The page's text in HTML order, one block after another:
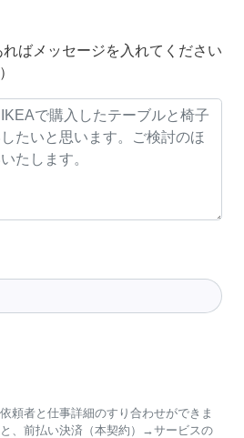
ばメッセージを入れてください
頼者と仕事詳細のすり合わせができま
、前払い決済（本契約）→サービスの